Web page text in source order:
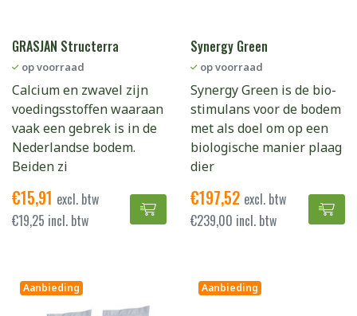
GRASJAN Structerra
op voorraad
Calcium en zwavel zijn
voedingsstoffen waaraan
vaak een gebrek is in de
Nederlandse bodem.
Beiden zi
€15,91 excl. btw
€19,25 incl. btw
GRASJAN Structerra toevoegen
Synergy Green
op voorraad
Synergy Green is de bio-
stimulans voor de bodem
met als doel om op een
biologische manier plaag
dier
€197,52 excl. btw
€239,00 incl. btw
Aanbieding Aanbieding